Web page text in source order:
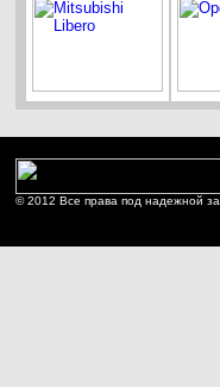
© 2012 Все права под надежной